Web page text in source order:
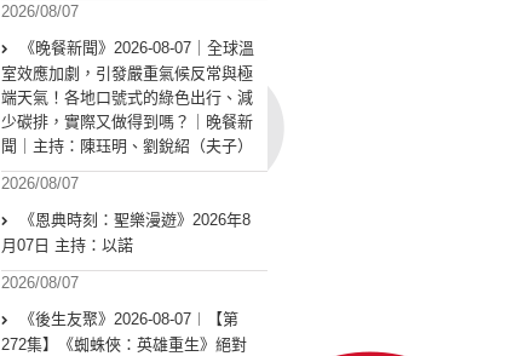
2026/08/07
《晚餐新聞》2026-08-07｜全球溫
室效應加劇，引發嚴重氣候反常與極
端天氣！各地口號式的綠色出行、減
少碳排，實際又做得到嗎？｜晚餐新
聞｜主持：陳珏明、劉銳紹（夫子）
2026/08/07
《恩典時刻：聖樂漫遊》2026年8
月07日 主持：以諾
2026/08/07
《後生友聚》2026-08-07︱【第
272集】《蜘蛛俠：英雄重生》絕對